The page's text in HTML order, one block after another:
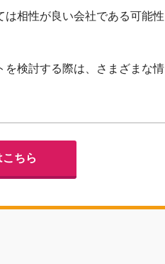
相性が良い会社である可能性
を検討する際は、さまざまな情
こちら